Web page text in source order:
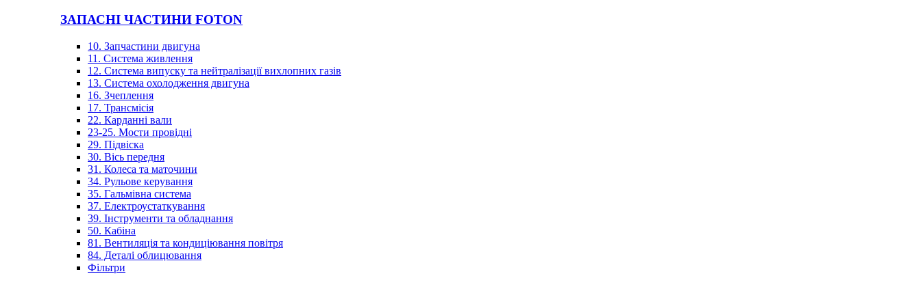
ЗАПАСНІ ЧАСТИНИ FOTON
10. Запчастини двигуна
11. Система живлення
12. Система випуску та нейтралізації вихлопних газів
13. Система охолодження двигуна
16. Зчеплення
17. Трансмісія
22. Карданні вали
23-25. Мости провідні
29. Підвіска
30. Вісь передня
31. Колеса та маточини
34. Рульове керування
35. Гальмівна система
37. Електроустаткування
39. Інструменти та обладнання
50. Кабіна
81. Вентиляція та кондиціювання повітря
84. Деталі облицювання
Фільтри